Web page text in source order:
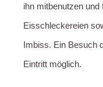
ihn mitbenutzen
Eisschleckereien
Imbiss. Ein Besuch
Eintritt möglich.